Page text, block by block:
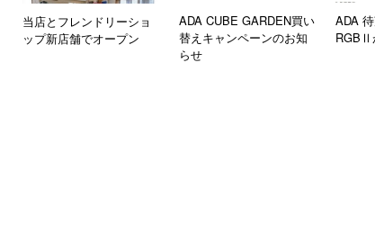
当店とフレンドリーショ
ップ新店舗でオープン
ADA CUBE GARDEN買い
替えキャンペーンのお知
らせ
ADA
RGBⅡ